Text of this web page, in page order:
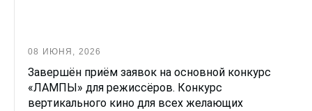
08 ИЮНЯ, 2026
Завершён приём заявок на основной конкурс
«ЛАМПЫ» для режиссёров. Конкурс
вертикального кино для всех желающих